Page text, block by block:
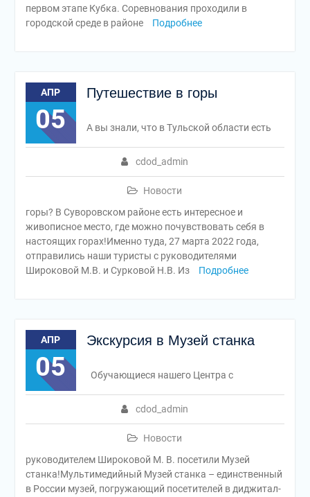
первом этапе Кубка. Соревнования проходили в
городской среде в районе
Подробнее
АПР
05
Путешествие в горы
cdod_admin
Новости
А вы знали, что в Тульской области есть
горы? В Суворовском районе есть интересное и
живописное место, где можно почувствовать себя в
настоящих горах!Именно туда, 27 марта 2022 года,
отправились наши туристы с руководителями
Широковой М.В. и Сурковой Н.В. Из
Подробнее
АПР
05
Экскурсия в Музей станка
cdod_admin
Новости
Обучающиеся нашего Центра с
руководителем Широковой М. В. посетили Музей
станка!Мультимедийный Музей станка – единственный
в России музей, погружающий посетителей в диджитал-